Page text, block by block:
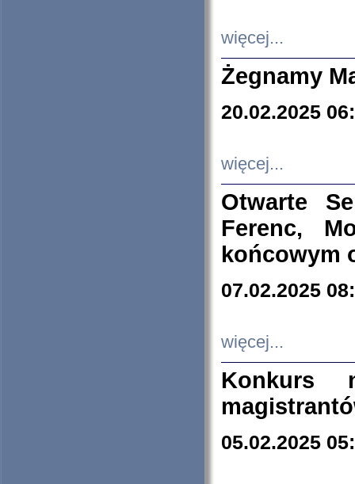
więcej...
Żegnamy
20.02.2025
więcej...
Otwarte
Ferenc,
końcowym
07.02.2025
więcej...
Konkurs
05.02.2025